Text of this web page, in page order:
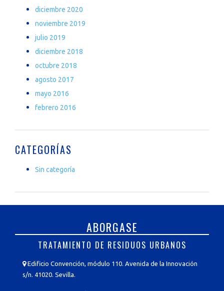
diciembre 2020
noviembre 2019
julio 2019
diciembre 2018
octubre 2018
agosto 2017
mayo 2016
febrero 2016
CATEGORÍAS
Sin categoría
ABORGASE
TRATAMIENTO DE RESIDUOS URBANOS
Edificio Convención, módulo 110. Avenida de la Innovación
s/n. 41020. Sevilla.